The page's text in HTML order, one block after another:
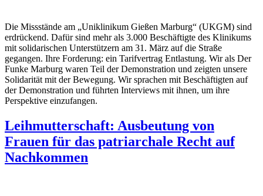
Die Missstände am „Uniklinikum Gießen Marburg“ (UKGM) sind
erdrückend. Dafür sind mehr als 3.000 Beschäftigte des Klinikums
mit solidarischen Unterstützern am 31. März auf die Straße
gegangen. Ihre Forderung: ein Tarifvertrag Entlastung. Wir als Der
Funke Marburg waren Teil der Demonstration und zeigten unsere
Solidarität mit der Bewegung. Wir sprachen mit Beschäftigten auf
der Demonstration und führten Interviews mit ihnen, um ihre
Perspektive einzufangen.
Leihmutterschaft: Ausbeutung von
Frauen für das patriarchale Recht auf
Nachkommen